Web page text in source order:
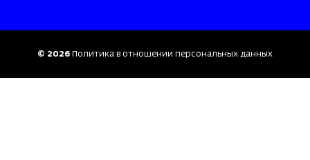
© 2026 Политика в отношении персональных данных